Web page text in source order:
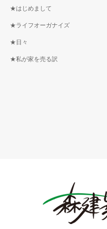
★はじめまして
★ライフオーガナイズ
★日々
★私が家を売る訳